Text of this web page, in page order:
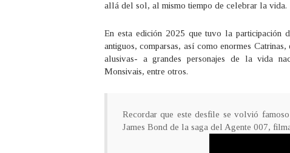
allá del sol, al mismo tiempo de celebrar la vida.
En esta edición 2025 que tuvo la participación
antiguos, comparsas, así como enormes
alusivas- a grandes personajes de la vida
Monsivais, entre otros.
Recordar que este desfile se volvió
James Bond de la saga del Agente 007,